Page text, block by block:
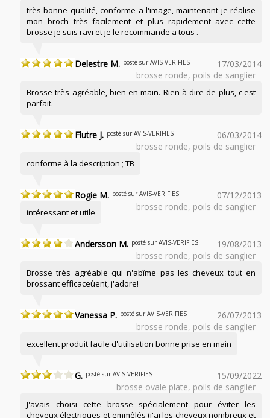
très bonne qualité, conforme a l'image, maintenant je réalise
mon broch très facilement et plus rapidement avec cette
brosse je suis ravi et je le recommande a tous .
Delestre M. posté sur AVIS-VERIFIES
17/03/2014
brosse ronde, poils de sanglier
Brosse très agréable, bien en main. Rien à dire de plus, c'est
parfait.
Flutre J. posté sur AVIS-VERIFIES
06/03/2014
brosse ronde, poils de sanglier
conforme à la description ; TB
Rogie M. posté sur AVIS-VERIFIES
07/12/2013
brosse ronde, poils de sanglier
intéressant et utile
Andersson M. posté sur AVIS-VERIFIES
19/08/2013
brosse ronde, poils de sanglier
Brosse très agréable qui n'abîme pas les cheveux tout en
brossant efficaceùent, j'adore!
Vanessa P. posté sur AVIS-VERIFIES
26/07/2013
brosse ronde, poils de sanglier
excellent produit facile d'utilisation bonne prise en main
G. posté sur AVIS-VERIFIES
15/09/2022
brosse ovale plate, poils de sanglier
J'avais choisi cette brosse spécialement pour éviter les
cheveux électriques et emmêlés (j'ai les cheveux nombreux et